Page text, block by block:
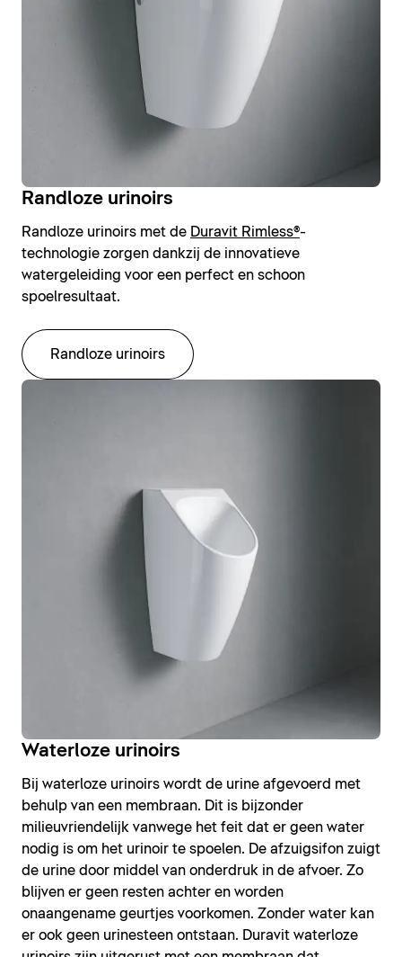
Randloze urinoirs
Randloze urinoirs met de Duravit Rimless®-
technologie zorgen dankzij de innovatieve
watergeleiding voor een perfect en schoon
spoelresultaat.
Randloze urinoirs
Waterloze urinoirs
Bij waterloze urinoirs wordt de urine afgevoerd met
behulp van een membraan. Dit is bijzonder
milieuvriendelijk vanwege het feit dat er geen water
nodig is om het urinoir te spoelen. De afzuigsifon zuigt
de urine door middel van onderdruk in de afvoer. Zo
blijven er geen resten achter en worden
onaangename geurtjes voorkomen. Zonder water kan
er ook geen urinesteen ontstaan. Duravit waterloze